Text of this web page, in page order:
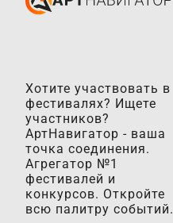
Хотите участвовать в
фестивалях? Ищете
участников?
АртНавигатор - ваша
точка соединения.
Агрегатор №1
фестивалей и
конкурсов. Откройте
всю палитру событий.